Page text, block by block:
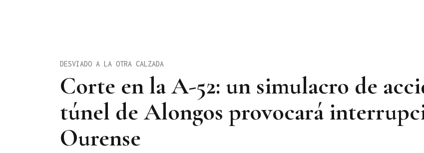
Corte en la A-52: un simulacro de
túnel de Alongos provocará
Ourense
DESVIADO A LA OTRA CALZADA